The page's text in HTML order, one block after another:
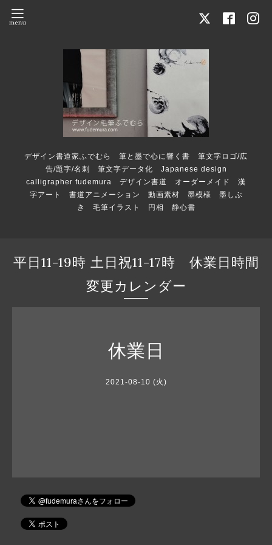
デザイン書道家ふでむら 筆と墨で心に響く書 筆文字ロゴ/広
告/題字/名刺 筆文字データ化 Japanese design
calligrapher fudemura デザイン書道 オーダーメイド 漢
字アート 書道アニメーション 動画素材 墨模様 墨しぶ
き 毛筆イラスト 円相 静心書
平日11-19時 土日祝11-17時 休業日時間
変更カレンダー
休業日
2021-08-10 (火)